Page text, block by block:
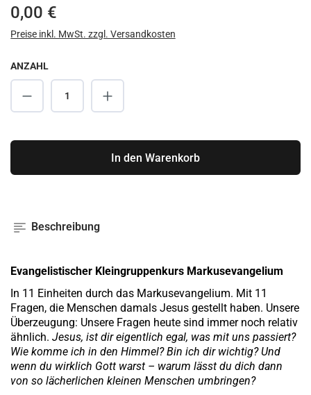
Regulärer Preis:
0,00 €
Preise inkl. MwSt. zzgl. Versandkosten
ANZAHL
Produkt Anzahl: Gib den gewünschten
In den Warenkorb
Beschreibung
Evangelistischer Kleingruppenkurs Markusevangelium
In 11 Einheiten durch das Markusevangelium. Mit 11
Fragen, die Menschen damals Jesus gestellt haben. Unsere
Überzeugung: Unsere Fragen heute sind immer noch relativ
ähnlich. Jesus, ist dir eigentlich egal, was mit uns passiert?
Wie komme ich in den Himmel? Bin ich dir wichtig? Und
wenn du wirklich Gott warst – warum lässt du dich dann
von so lächerlichen kleinen Menschen umbringen?